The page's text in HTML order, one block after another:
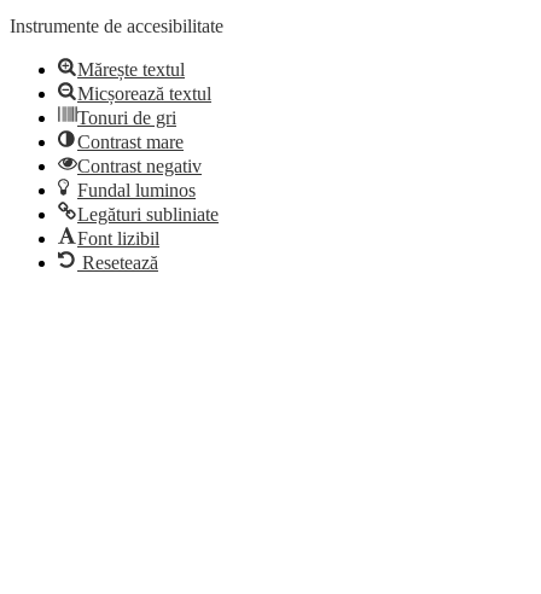
Instrumente de accesibilitate
Mărește textul
Micșorează textul
Tonuri de gri
Contrast mare
Contrast negativ
Fundal luminos
Legături subliniate
Font lizibil
Resetează